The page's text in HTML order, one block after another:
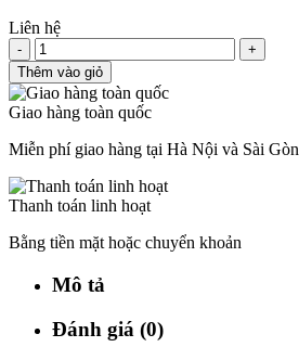
Liên hệ
-
+
Thêm vào giỏ
Giao hàng toàn quốc
Miễn phí giao hàng tại Hà Nội và Sài Gòn
Thanh toán linh hoạt
Bằng tiền mặt hoặc chuyển khoản
Mô tả
Đánh giá (0)